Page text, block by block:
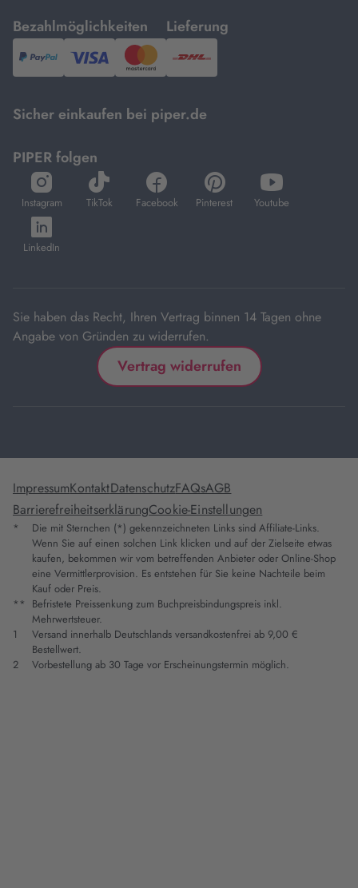
Bezahlmöglichkeiten
mit
PayPal,Visa
und
Lieferung
mit
DHL.
Sicher einkaufen bei piper.de
PIPER folgen
Instagram
öffnet
in
neuem
Tab
TikTok
öffnet
in
Facebook
öffnet
in
Pinterest
öffnet
in
Youtube
öffnet
in
LinkedIn
öffnet
in
Sie haben das Recht, Ihren Vertrag binnen 14 Tagen ohne
Angabe von Gründen zu widerrufen.
Vertrag widerrufen
ImpressumKontaktDatenschutzFAQsAGB
BarrierefreiheitserklärungCookie-Einstellungen
*
Die mit Sternchen (*) gekennzeichneten Links sind Affiliate-Links.
Wenn Sie auf einen solchen Link klicken und auf der Zielseite etwas
kaufen, bekommen wir vom betreffenden Anbieter oder Online-Shop
eine Vermittlerprovision. Es entstehen für Sie keine Nachteile beim
Kauf oder Preis.
** Befristete Preissenkung zum Buchpreisbindungspreis inkl.
Mehrwertsteuer.
1
Versand innerhalb Deutschlands versandkostenfrei ab 9,00 €
Bestellwert.
2
Vorbestellung ab 30 Tage vor Erscheinungstermin möglich.